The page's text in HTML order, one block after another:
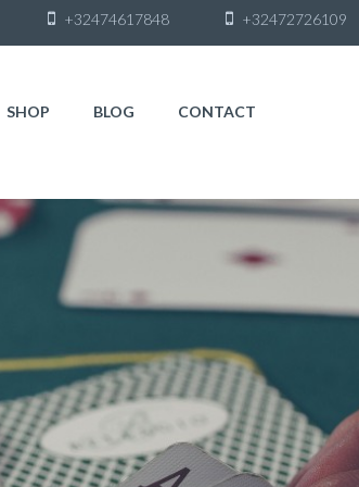
+32474617848 +32472726109
SHOP BLOG CONTACT